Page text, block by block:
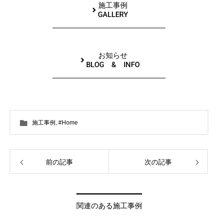
施工事例
GALLERY
お知らせ
BLOG & INFO
施工事例 #Home
前の記事 次の記事
関連のある施工事例